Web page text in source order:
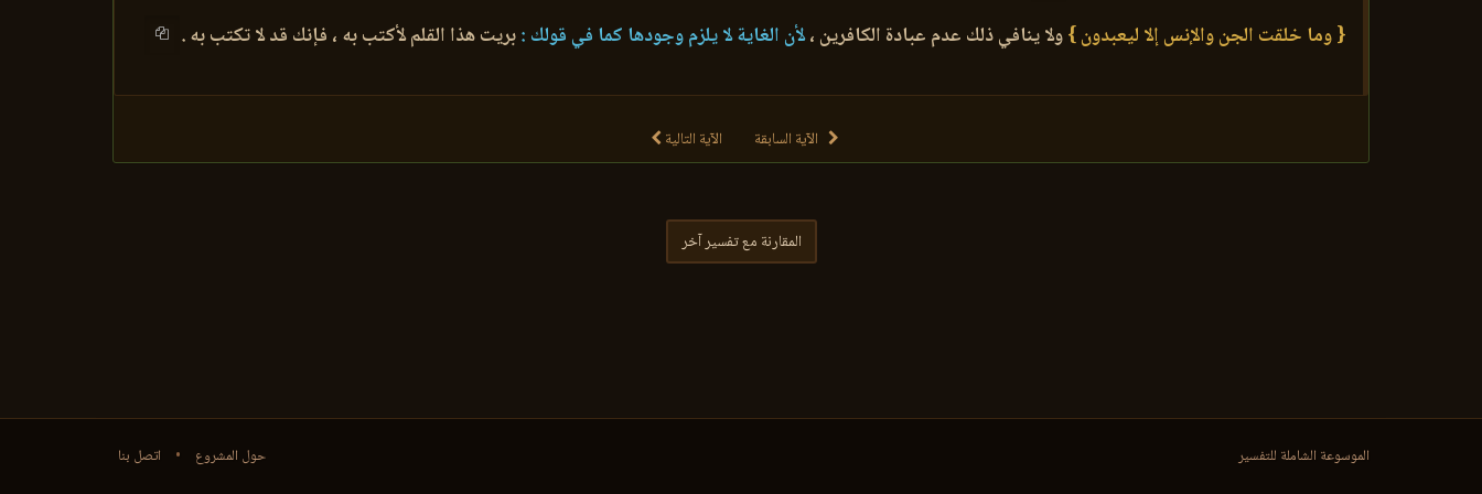
{ وما خلقت الجن والإنس إلا ليعبدون }ولا ينافي ذلك عدم عبادة الكافرين ،لأن الغاية لا يلزم وجودها كما في قولك :بريت هذا القلم لأكتب به ، فإنك قد لا تكتب به .
الآية السابقة الآية التالية
المقارنة مع تفسير آخر
حول المشروع • اتصل بنا الموسوعة الشاملة للتفسير